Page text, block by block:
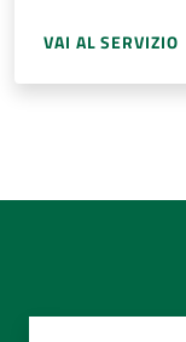
VAI AL SERVIZIO